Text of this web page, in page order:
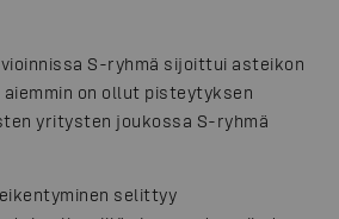
S-ryhmä sijoittui asteikon
on ollut pisteytyksen
yritysten joukossa S-ryhmä
selittyy